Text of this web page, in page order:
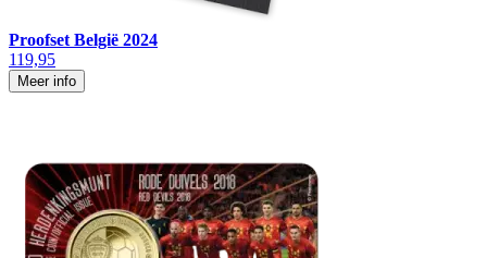
Proofset België 2024
119,95
Meer info